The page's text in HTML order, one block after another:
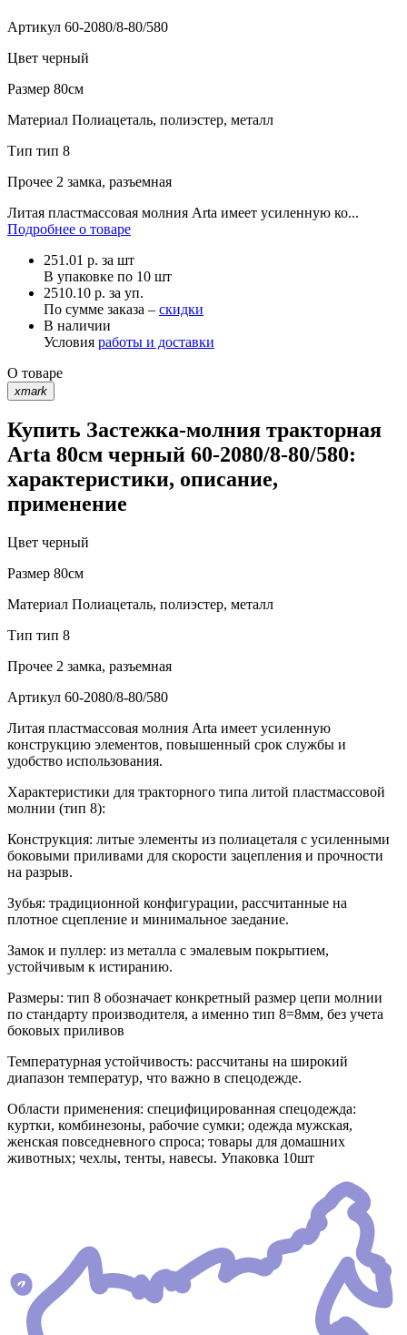
Артикул 60-2080/8-80/580
Цвет черный
Размер 80см
Материал Полиацеталь, полиэстер, металл
Тип тип 8
Прочее 2 замка, разъемная
Литая пластмассовая молния Arta имеет усиленную ко...
Подробнее о товаре
251.01 р. за шт
В упаковке по 10 шт
2510.10 р. за уп.
По сумме заказа – скидки
В наличии
Условия работы и доставки
О товаре
xmark
Купить Застежка-молния тракторная
Arta 80см черный 60-2080/8-80/580:
характеристики, описание,
применение
Цвет черный
Размер 80см
Материал Полиацеталь, полиэстер, металл
Тип тип 8
Прочее 2 замка, разъемная
Артикул 60-2080/8-80/580
Литая пластмассовая молния Arta имеет усиленную
конструкцию элементов, повышенный срок службы и
удобство использования.
Характеристики для тракторного типа литой пластмассовой
молнии (тип 8):
Конструкция: литые элементы из полиацеталя с усиленными
боковыми приливами для скорости зацепления и прочности
на разрыв.
Зубья: традиционной конфигурации, рассчитанные на
плотное сцепление и минимальное заедание.
Замок и пуллер: из металла с эмалевым покрытием,
устойчивым к истиранию.
Размеры: тип 8 обозначает конкретный размер цепи молнии
по стандарту производителя, а именно тип 8=8мм, без учета
боковых приливов
Температурная устойчивость: рассчитаны на широкий
диапазон температур, что важно в спецодежде.
Области применения: специфицированная спецодежда:
куртки, комбинезоны, рабочие сумки; одежда мужская,
женская повседневного спроса; товары для домашних
животных; чехлы, тенты, навесы. Упаковка 10шт